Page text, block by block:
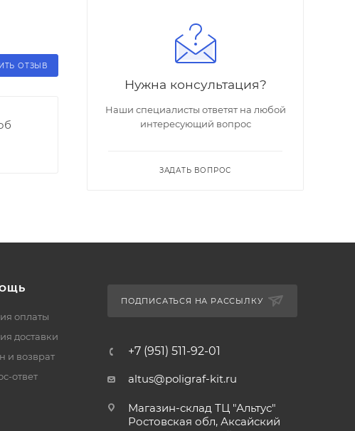
ОТЗЫВ
Нужна консультация?
Наши специалисты ответят на любой
интересующий вопрос
ЗАДАТЬ ВОПРОС
оплаты
доставки
и возврат
ответ
ПОДПИСАТЬСЯ НА РАССЫЛКУ
+7 (951) 511-92-01
altus@poligraf-kit.ru
Магазин-склад ТЦ "Альтус"
Ростовская обл, Аксайский